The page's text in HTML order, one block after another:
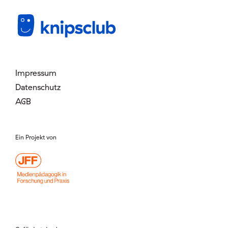
Mitglied werden
Login
Impressum
Datenschutz
AGB
Ein Projekt von